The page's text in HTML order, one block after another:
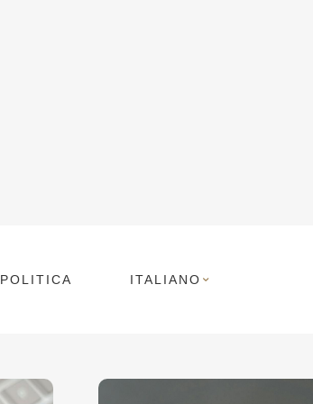
POLITICA ITALIANO